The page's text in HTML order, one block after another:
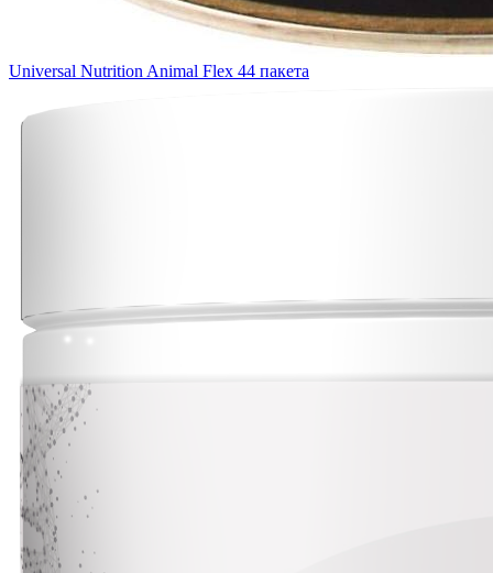
Universal Nutrition Animal Flex 44 пакета